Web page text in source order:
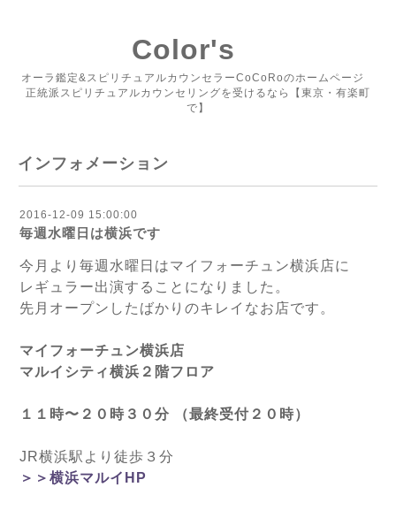
Color's
オーラ鑑定&スピリチュアルカウンセラーCoCoRoのホームページ
正統派スピリチュアルカウンセリングを受けるなら【東京・有楽町
で】
インフォメーション
2016-12-09 15:00:00
毎週水曜日は横浜です
今月より毎週水曜日はマイフォーチュン横浜店に
レギュラー出演することになりました。
先月オープンしたばかりのキレイなお店です。
マイフォーチュン横浜店
マルイシティ横浜２階フロア
１１時〜２０時３０分 （最終受付２０時）
JR横浜駅より徒歩３分
＞＞横浜マルイHP